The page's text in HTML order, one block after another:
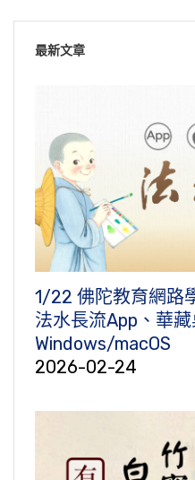
最新文章
1/22 佛陀教育網路
法水長流App、華
Windows/macOS
2026-02-24